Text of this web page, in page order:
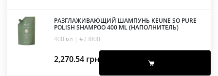
РАЗГЛАЖИВАЮЩИЙ ШАМПУНЬ KEUNE SO PURE
POLISH SHAMPOO 400 ML (НАПОЛНИТЕЛЬ)
400 мл | #23800
2,270.54 грн